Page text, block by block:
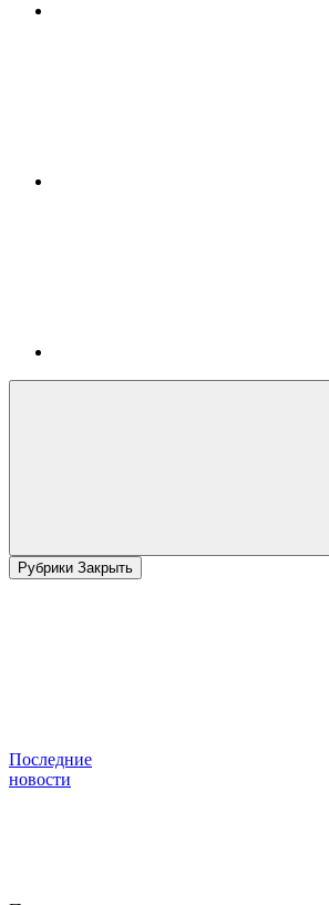
Рубрики Закрыть
Последние
новости